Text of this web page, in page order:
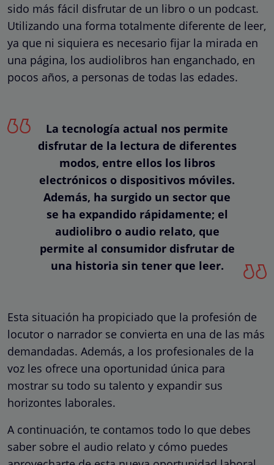
sido más fácil disfrutar de un libro o un podcast.
Utilizando una forma totalmente diferente de leer,
ya que ni siquiera es necesario fijar la mirada en
una página, los audiolibros han enganchado, en
pocos años, a personas de todas las edades.
La tecnología actual nos permite
disfrutar de la lectura de diferentes
modos, entre ellos los libros
electrónicos o dispositivos móviles.
Además, ha surgido un sector que
se ha expandido rápidamente; el
audiolibro o audio relato, que
permite al consumidor disfrutar de
una historia sin tener que leer.
Esta situación ha propiciado que la profesión de
locutor o narrador se convierta en una de las más
demandadas. Además, a los profesionales de la
voz les ofrece una oportunidad única para
mostrar su todo su talento y expandir sus
horizontes laborales.
A continuación, te contamos todo lo que debes
saber sobre el audio relato y cómo puedes